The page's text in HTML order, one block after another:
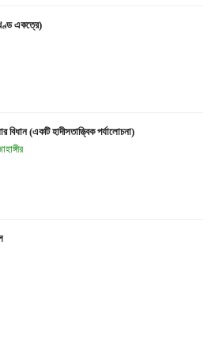
একত্রে)
বিধান (একটি হাদীসতাত্ত্বিক পর্যালোচনা)